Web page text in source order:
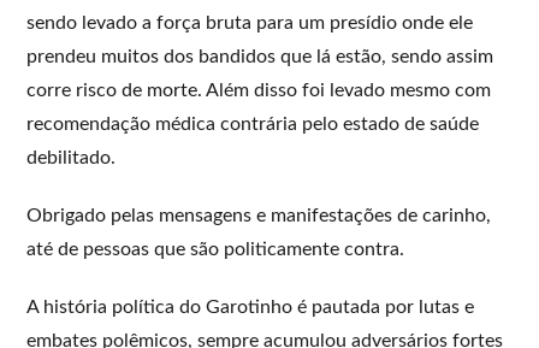
sendo levado a força bruta para um presídio onde ele
prendeu muitos dos bandidos que lá estão, sendo assim
corre risco de morte. Além disso foi levado mesmo com
recomendação médica contrária pelo estado de saúde
debilitado.
Obrigado pelas mensagens e manifestações de carinho,
até de pessoas que são politicamente contra.
A história política do Garotinho é pautada por lutas e
embates polêmicos, sempre acumulou adversários fortes